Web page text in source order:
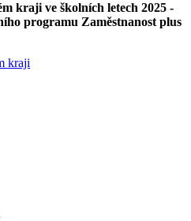
kraji ve školních letech 2025 -
programu Zaměstnanost plus
kraji